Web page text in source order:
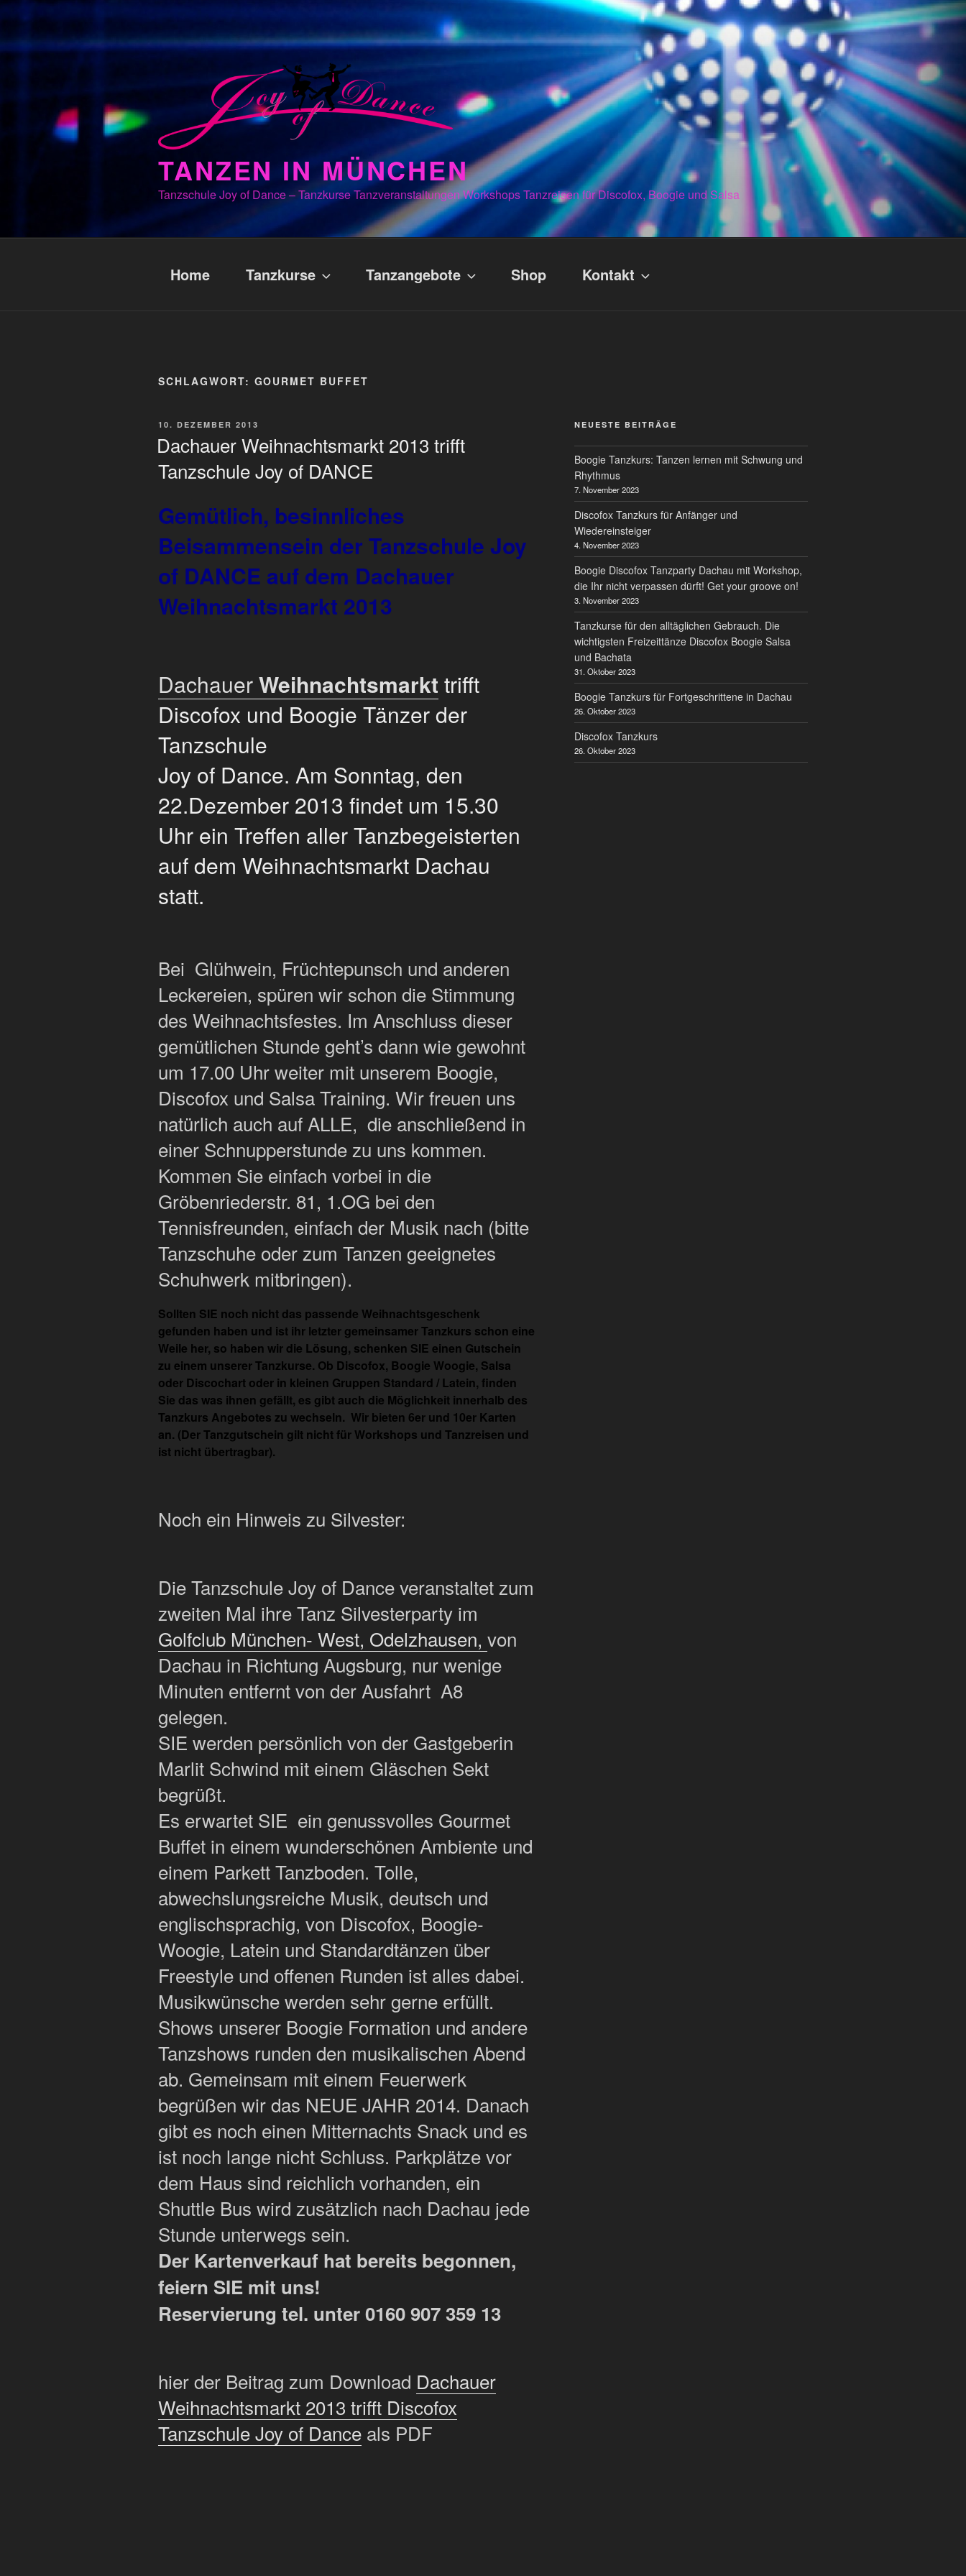
Zum
Inhalt
springen
TANZEN IN MÜNCHEN
Tanzschule Joy of Dance – Tanzkurse Tanzveranstaltungen Workshops Tanzreisen für Discofox, Boogie und Salsa
Home Tanzkurse Tanzangebote Shop Kontakt
SCHLAGWORT: GOURMET BUFFET
VERÖFFENTLICHT
10. DEZEMBER 2013
Dachauer Weihnachtsmarkt 2013 trifft
Tanzschule Joy of DANCE
Gemütlich, besinnliches
Beisammensein der Tanzschule Joy
of DANCE auf dem Dachauer
Weihnachtsmarkt 2013
DachauerWeihnachtsmarkt trifft
Discofox und Boogie Tänzer der
Tanzschule
Joy of Dance. Am Sonntag, den
22.Dezember 2013 findet um 15.30
Uhr ein Treffen aller Tanzbegeisterten
auf dem Weihnachtsmarkt Dachau
statt.
Bei Glühwein, Früchtepunsch und anderen
Leckereien, spüren wir schon die Stimmung
des Weihnachtsfestes. Im Anschluss dieser
gemütlichen Stunde geht’s dann wie gewohnt
um 17.00 Uhr weiter mit unserem Boogie,
Discofox und Salsa Training. Wir freuen uns
natürlich auch auf ALLE, die anschließend in
einer Schnupperstunde zu uns kommen.
Kommen Sie einfach vorbei in die
Gröbenriederstr. 81, 1.OG bei den
Tennisfreunden, einfach der Musik nach (bitte
Tanzschuhe oder zum Tanzen geeignetes
Schuhwerk mitbringen).
Sollten SIE noch nicht das passende Weihnachtsgeschenk
gefunden haben und ist ihr letzter gemeinsamer Tanzkurs schon eine
Weile her, so haben wir die Lösung, schenken SIE einen Gutschein
zu einem unserer Tanzkurse. Ob Discofox, Boogie Woogie, Salsa
oder Discochart oder in kleinen Gruppen Standard / Latein, finden
Sie das was ihnen gefällt, es gibt auch die Möglichkeit innerhalb des
Tanzkurs Angebotes zu wechseln. Wir bieten 6er und 10er Karten
an. (Der Tanzgutschein gilt nicht für Workshops und Tanzreisen und
ist nicht übertragbar).
Noch ein Hinweis zu Silvester:
Die Tanzschule Joy of Dance veranstaltet zum
zweiten Mal ihre Tanz Silvesterparty im
Golfclub München- West, Odelzhausen, von
Dachau in Richtung Augsburg, nur wenige
Minuten entfernt von der Ausfahrt A8
gelegen.
SIE werden persönlich von der Gastgeberin
Marlit Schwind mit einem Gläschen Sekt
begrüßt.
Es erwartet SIE ein genussvolles Gourmet
Buffet in einem wunderschönen Ambiente und
einem Parkett Tanzboden. Tolle,
abwechslungsreiche Musik, deutsch und
englischsprachig, von Discofox, Boogie-
Woogie, Latein und Standardtänzen über
Freestyle und offenen Runden ist alles dabei.
Musikwünsche werden sehr gerne erfüllt.
Shows unserer Boogie Formation und andere
Tanzshows runden den musikalischen Abend
ab. Gemeinsam mit einem Feuerwerk
begrüßen wir das NEUE JAHR 2014. Danach
gibt es noch einen Mitternachts Snack und es
ist noch lange nicht Schluss. Parkplätze vor
dem Haus sind reichlich vorhanden, ein
Shuttle Bus wird zusätzlich nach Dachau jede
Stunde unterwegs sein.
Der Kartenverkauf hat bereits begonnen,
feiern SIE mit uns!
Reservierung tel. unter 0160 907 359 13
hier der Beitrag zum Download Dachauer
Weihnachtsmarkt 2013 trifft Discofox
Tanzschule Joy of Dance als PDF
NEUESTE BEITRÄGE
Boogie Tanzkurs: Tanzen lernen mit Schwung und
Rhythmus
7. November 2023
Discofox Tanzkurs für Anfänger und
Wiedereinsteiger
4. November 2023
Boogie Discofox Tanzparty Dachau mit Workshop,
die Ihr nicht verpassen dürft! Get your groove on!
3. November 2023
Tanzkurse für den alltäglichen Gebrauch. Die
wichtigsten Freizeittänze Discofox Boogie Salsa
und Bachata
31. Oktober 2023
Boogie Tanzkurs für Fortgeschrittene in Dachau
26. Oktober 2023
Discofox Tanzkurs
26. Oktober 2023